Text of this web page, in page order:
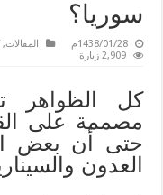
سوريا؟
1438/01/28م المقالات,
2,909 زيارة
كل الظواهر
مصممة على
حتى أن بعض
العدون